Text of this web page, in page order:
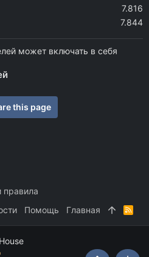
7.816
7.844
может включать в себя
this page
правила
Помощь Главная
R